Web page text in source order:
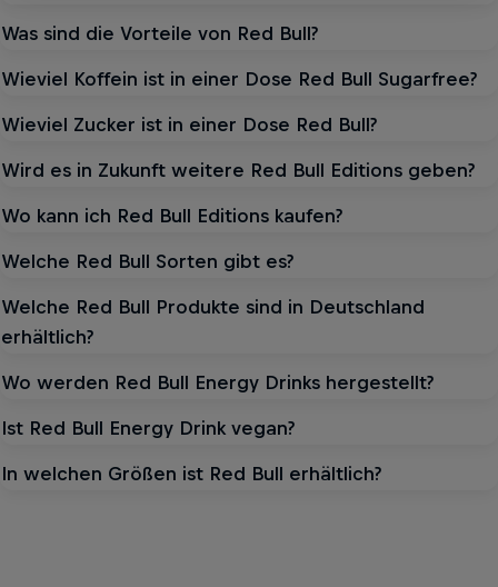
Was sind die Vorteile von Red Bull?
Wieviel Koffein ist in einer Dose Red Bull Sugarfree?
Wieviel Zucker ist in einer Dose Red Bull?
Wird es in Zukunft weitere Red Bull Editions geben?
Wo kann ich Red Bull Editions kaufen?
Welche Red Bull Sorten gibt es?
Welche Red Bull Produkte sind in Deutschland
erhältlich?
Wo werden Red Bull Energy Drinks hergestellt?
Ist Red Bull Energy Drink vegan?
In welchen Größen ist Red Bull erhältlich?
DER GESCHMACK DER SAISON